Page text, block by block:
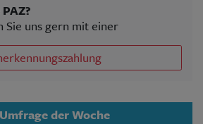
Sie uns gern mit einer
Umfrage der Woche